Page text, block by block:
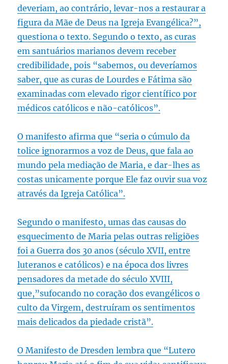
deveriam, ao contrário, levar-nos a restaurar a
figura da Mãe de Deus na Igreja Evangélica?”,
questiona o texto. Segundo o texto, as curas
em santuários marianos devem receber
credibilidade, pois “sabemos, ou deveríamos
saber, que as curas de Lourdes e Fátima são
examinadas com elevado rigor científico por
médicos católicos e não-católicos”.
O manifesto afirma que “seria o cúmulo da
tolice ignorarmos a voz de Deus, que fala ao
mundo pela mediação de Maria, e dar-lhes as
costas unicamente porque Ele faz ouvir sua voz
através da Igreja Católica”.
Segundo o manifesto, umas das causas do
esquecimento de Maria pelas outras religiões
foi a Guerra dos 30 anos (século XVII, entre
luteranos e católicos) e na época dos livres
pensadores da metade do século XVIII,
que,”sufocando no coração dos evangélicos o
culto da Virgem, destruíram os sentimentos
mais delicados da piedade cristã”.
O Manifesto de Dresden lembra que “Lutero